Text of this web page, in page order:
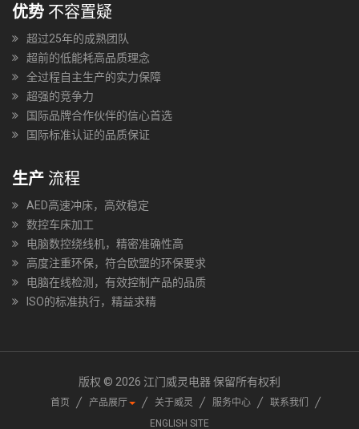
优势 不容置疑
超过25年的成熟团队
超前的低能耗高品质理念
全过程自主生产的实力保障
超强的竞争力
国际品牌合作伙伴的信心首选
国际标准认证的品质保证
生产 流程
AED高速冲床，高效稳定
数控车床加工
电脑数控绕线机，精密准确性高
高度注重环保，符合欧盟的环保要求
电脑在线检测，有效控制产品的品质
ISO的标准执行，精益求精
版权 © 2026 江门威灵电器 保留所有权利
首页 产品展厅 关于威灵 服务中心
联系我们
ENGLISH SITE